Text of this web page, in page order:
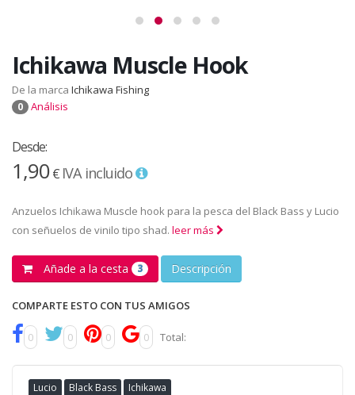
Ichikawa Muscle Hook
De la marca Ichikawa Fishing
0 Análisis
Desde:
1,90€ IVA incluido
Anzuelos Ichikawa Muscle hook para la pesca del Black Bass y Lucio
con señuelos de vinilo tipo shad. leer más
Añade a la cesta 3 Descripción
COMPARTE ESTO CON TUS AMIGOS
0 0 0 0 Total:
Lucio Black Bass Ichikawa